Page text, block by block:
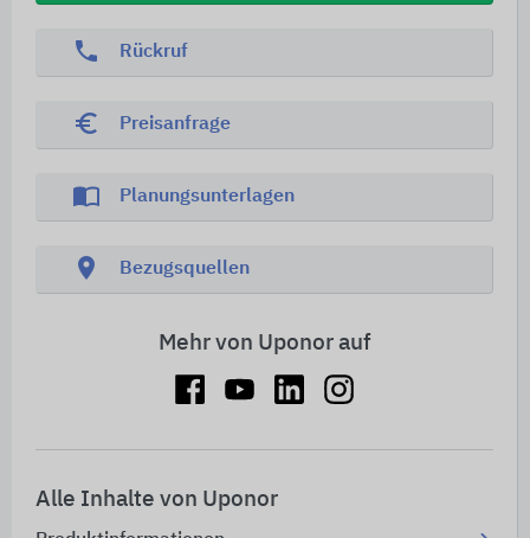
phone Rückruf
euro_symbol Preisanfrage
import_contacts Planungsunterlagen
location_on Bezugsquellen
Mehr von Uponor auf
Alle Inhalte von Uponor